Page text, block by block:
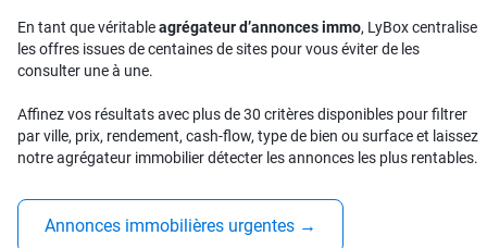
En tant que véritableagrégateur d’annonces immo, LyBox centralise
les offres issues de centaines de sites pour vous éviter de les
consulter une à une.
Affinez vos résultats avec plus de 30 critères disponibles pour filtrer
par ville, prix, rendement, cash-flow, type de bien ou surface et laissez
notre agrégateur immobilier détecter les annonces les plus rentables.
Annonces immobilières urgentes →